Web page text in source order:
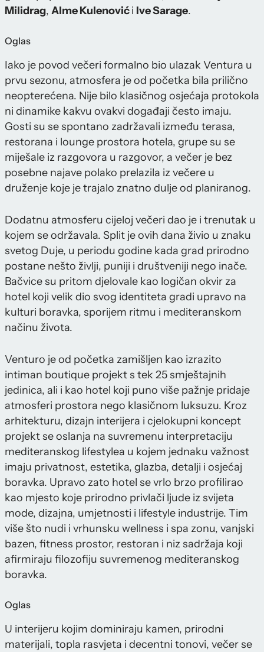
Milidrag, Alme Kulenovići Ive Sarage.
Oglas
Iako je povod večeri formalno bio ulazak Ventura u
prvu sezonu, atmosfera je od početka bila prilično
neopterećena. Nije bilo klasičnog osjećaja protokola
ni dinamike kakvu ovakvi događaji često imaju.
Gosti su se spontano zadržavali između terasa,
restorana i lounge prostora hotela, grupe su se
miješale iz razgovora u razgovor, a večer je bez
posebne najave polako prelazila iz večere u
druženje koje je trajalo znatno dulje od planiranog.
Dodatnu atmosferu cijeloj večeri dao je i trenutak u
kojem se održavala. Split je ovih dana živio u znaku
svetog Duje, u periodu godine kada grad prirodno
postane nešto življi, puniji i društveniji nego inače.
Bačvice su pritom djelovale kao logičan okvir za
hotel koji velik dio svog identiteta gradi upravo na
kulturi boravka, sporijem ritmu i mediteranskom
načinu života.
Venturo je od početka zamišljen kao izrazito
intiman boutique projekt s tek 25 smještajnih
jedinica, ali i kao hotel koji puno više pažnje pridaje
atmosferi prostora nego klasičnom luksuzu. Kroz
arhitekturu, dizajn interijera i cjelokupni koncept
projekt se oslanja na suvremenu interpretaciju
mediteranskog lifestylea u kojem jednaku važnost
imaju privatnost, estetika, glazba, detalji i osjećaj
boravka. Upravo zato hotel se vrlo brzo profilirao
kao mjesto koje prirodno privlači ljude iz svijeta
mode, dizajna, umjetnosti i lifestyle industrije. Tim
više što nudi i vrhunsku wellness i spa zonu, vanjski
bazen, fitness prostor, restoran i niz sadržaja koji
afirmiraju filozofiju suvremenog mediteranskog
boravka.
Oglas
U interijeru kojim dominiraju kamen, prirodni
materijali, topla rasvjeta i decentni tonovi, večer se